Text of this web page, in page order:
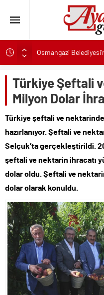
Konak’ta imzalar fırsat
Başkan Hatice
Gündüz Sahadayız”
Başkan
Kompozisyon
Başkan Hatice Gençay:
Destekliyoruz”
Torbalı’nın kuru
Küçük işletmeler
Türkiye Şeftali
Milyon Dolar
Türkiye şeftali ve
hazırlanıyor. Şeftali ve
Selçuk’ta gerçekleştirildi.
şeftali ve nektarin ihracatı
dolar oldu. Şeftali ve
dolar olarak konuldu.